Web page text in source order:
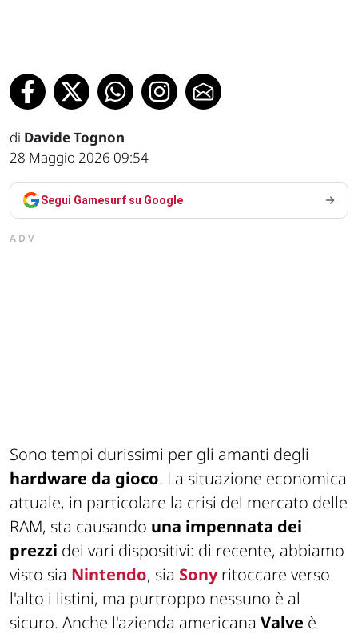
di Davide Tognon
28 Maggio 2026 09:54
Segui Gamesurf su Google
ADV
Sono tempi durissimi per gli amanti degli
hardware da gioco. La situazione economica
attuale, in particolare la crisi del mercato delle
RAM, sta causando una impennata dei
prezzi dei vari dispositivi: di recente, abbiamo
visto sia Nintendo, sia Sonyritoccare verso
l'alto i listini, ma purtroppo nessuno è al
sicuro. Anche l'azienda americana Valve è